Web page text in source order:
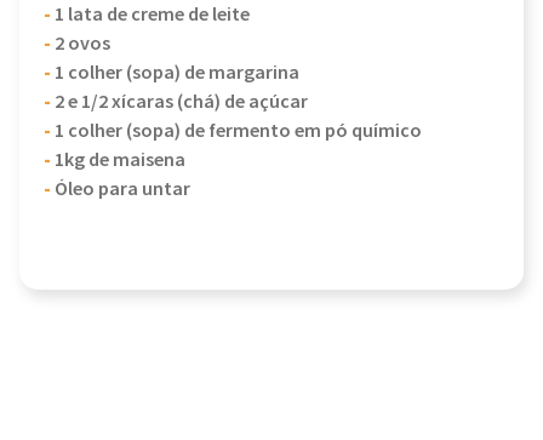
- 1 lata de creme de leite
- 2 ovos
- 1 colher (sopa) de margarina
- 2 e 1/2 xícaras (chá) de açúcar
- 1 colher (sopa) de fermento em pó químico
- 1kg de maisena
- Óleo para untar